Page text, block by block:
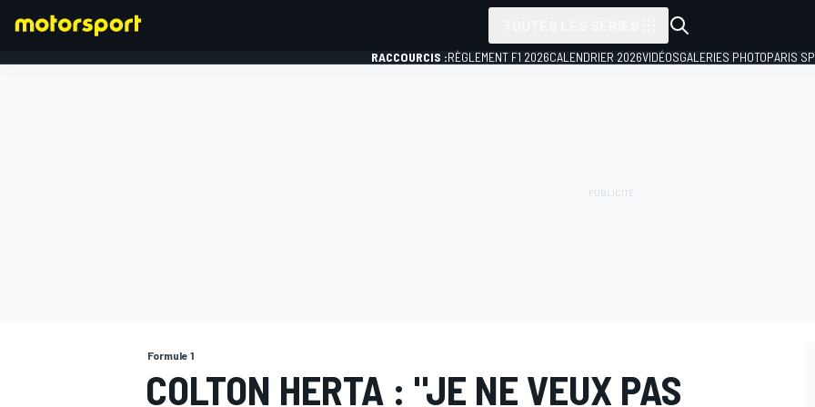
RACCOURCIS :RÈGLEMENT F1 2026CALENDRIER 2026VIDÉOSGALERIES PHOTOPARIS
Formule 1
COLTON HERTA : "JE NE VEUX PAS